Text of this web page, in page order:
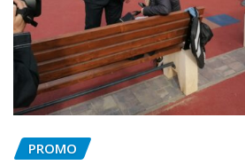
PROMO